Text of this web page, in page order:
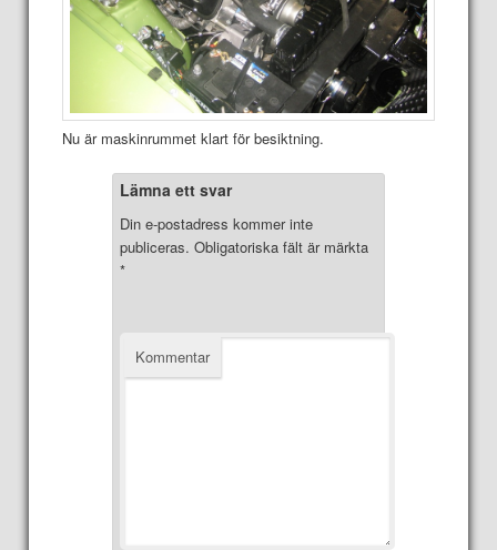
Nu är maskinrummet klart för besiktning.
Lämna ett svar
Din e-postadress kommer inte
publiceras. Obligatoriska fält är märkta
*
Kommentar